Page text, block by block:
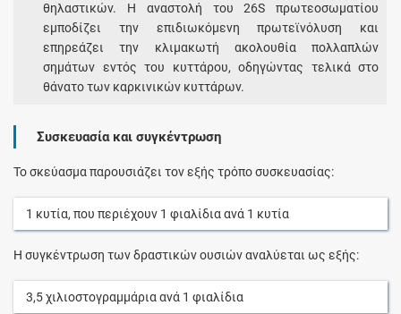
θηλαστικών. Η αναστολή του 26S πρωτεοσωματίου
εμποδίζει την επιδιωκόμενη πρωτεϊνόλυση και
επηρεάζει την κλιμακωτή ακολουθία πολλαπλών
σημάτων εντός του κυττάρου, οδηγώντας τελικά στο
θάνατο των καρκινικών κυττάρων.
Συσκευασία και συγκέντρωση
Το σκεύασμα παρουσιάζει τον εξής τρόπο συσκευασίας:
1 κυτία, που περιέχουν 1 φιαλίδιαανά 1 κυτία
Η συγκέντρωση των δραστικών ουσιών αναλύεται ως εξής:
3,5χιλιοστογραμμάριαανά 1 φιαλίδια